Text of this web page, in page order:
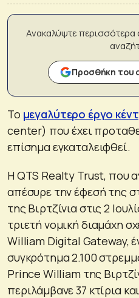
Ανακαλύψτε
Προσθήκη του
Το μεγαλύτερο έργο
center) που έχει
επίσημα εγκαταλειφθεί.
Η QTS Realty Trust, που
απέσυρε την έφεσή της
της Βιρτζίνια στις 2
τριετή νομική διαμάχη
William Digital Gateway,
συγκρότημα 2.100
Prince William της
περιλάμβανε 37 κτίρια